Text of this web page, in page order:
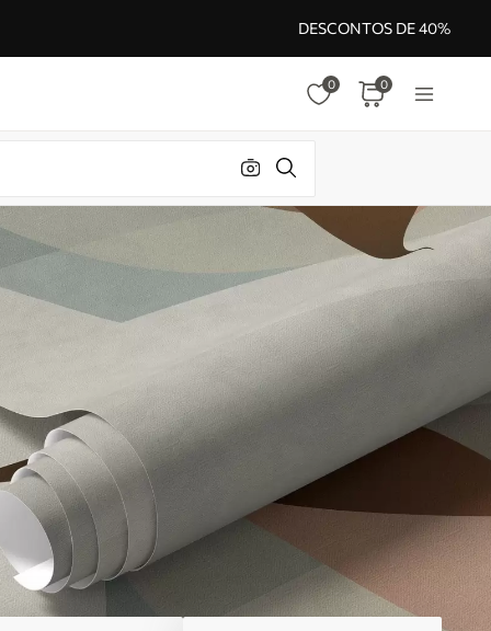
DESCONTOS DE 40%
0 0